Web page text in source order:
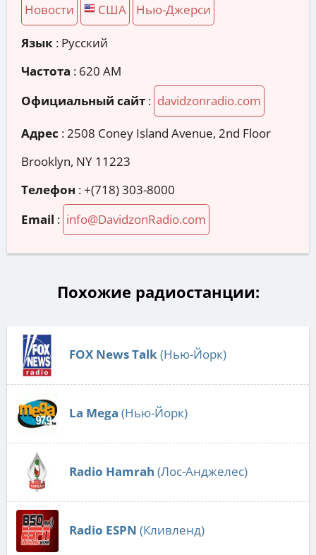
Новости США Нью-Джерси
Язык : Русский
Частота : 620 AM
Официальный сайт : davidzonradio.com
Адрес :2508 Coney Island Avenue, 2nd Floor
Brooklyn, NY 11223
Телефон :+(718) 303-8000
Email : info@DavidzonRadio.com
Похожие радиостанции:
FOX News Talk(Нью-Йорк)
La Mega (Нью-Йорк)
Radio Hamrah (Лос-Анджелес)
Radio ESPN (Кливленд)